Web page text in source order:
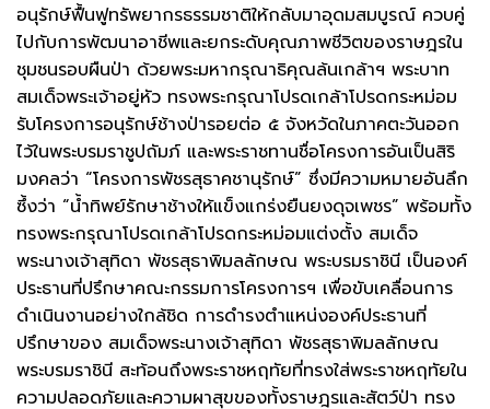
อนุรักษ์ฟื้นฟูทรัพยากรธรรมชาติให้กลับมาอุดมสมบูรณ์ ควบคู่
ไปกับการพัฒนาอาชีพและยกระดับคุณภาพชีวิตของราษฎรใน
ชุมชนรอบผืนป่า ด้วยพระมหากรุณาธิคุณล้นเกล้าฯ พระบาท
สมเด็จพระเจ้าอยู่หัว ทรงพระกรุณาโปรดเกล้าโปรดกระหม่อม
รับโครงการอนุรักษ์ช้างป่ารอยต่อ ๕ จังหวัดในภาคตะวันออก
ไว้ในพระบรมราชูปถัมภ์ และพระราชทานชื่อโครงการอันเป็นสิริ
มงคลว่า “โครงการพัชรสุธาคชานุรักษ์” ซึ่งมีความหมายอันลึก
ซึ้งว่า “น้ำทิพย์รักษาช้างให้แข็งแกร่งยืนยงดุจเพชร” พร้อมทั้ง
ทรงพระกรุณาโปรดเกล้าโปรดกระหม่อมแต่งตั้ง สมเด็จ
พระนางเจ้าสุทิดา พัชรสุธาพิมลลักษณ พระบรมราชินี เป็นองค์
ประธานที่ปรึกษาคณะกรรมการโครงการฯ เพื่อขับเคลื่อนการ
ดำเนินงานอย่างใกล้ชิด การดำรงตำแหน่งองค์ประธานที่
ปรึกษาของ สมเด็จพระนางเจ้าสุทิดา พัชรสุธาพิมลลักษณ
พระบรมราชินี สะท้อนถึงพระราชหฤทัยที่ทรงใส่พระราชหฤทัยใน
ความปลอดภัยและความผาสุขของทั้งราษฎรและสัตว์ป่า ทรง